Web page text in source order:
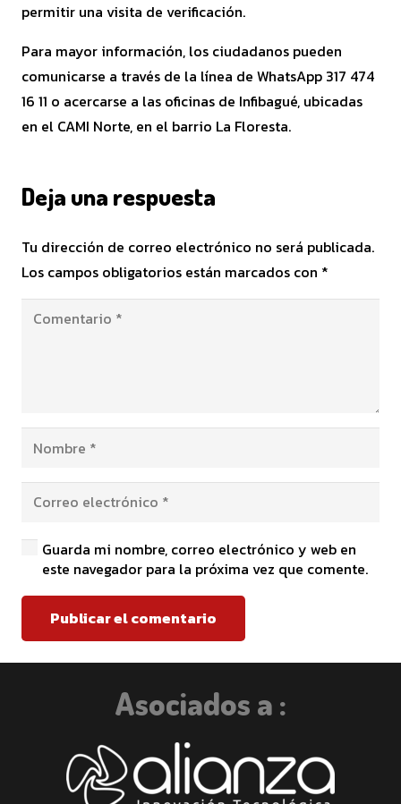
permitir una visita de verificación.
Para mayor información, los ciudadanos pueden
comunicarse a través de la línea de WhatsApp 317 474
16 11 o acercarse a las oficinas de Infibagué, ubicadas
en el CAMI Norte, en el barrio La Floresta.
Deja una respuesta
Tu dirección de correo electrónico no será publicada.
Los campos obligatorios están marcados con *
Guarda mi nombre, correo electrónico y web en
este navegador para la próxima vez que comente.
Publicar el comentario
Asociados a :